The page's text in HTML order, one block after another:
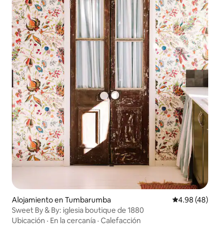
Alojamiento en Tumbarumba Calificación
4.98 (48)
Sweet By & By: iglesia boutique de 1880
Ubicación · En la cercanía · Calefacción